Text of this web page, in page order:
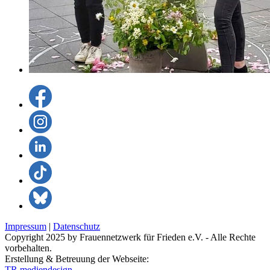
Impressum | Datenschutz
Copyright 2025 by Frauennetzwerk für Frieden e.V. - Alle Rechte
vorbehalten.
Erstellung & Betreuung der Webseite: